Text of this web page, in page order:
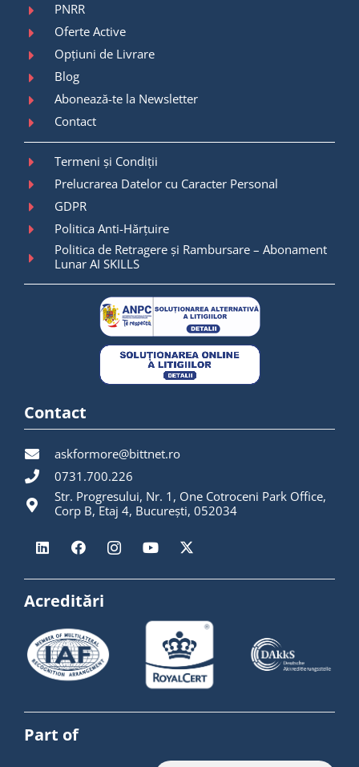
PNRR
Oferte Active
Opțiuni de Livrare
Blog
Abonează-te la Newsletter
Contact
Termeni și Condiții
Prelucrarea Datelor cu Caracter Personal
GDPR
Politica Anti-Hărțuire
Politica de Retragere și Rambursare – Abonament
Lunar AI SKILLS
Contact
askformore@bittnet.ro
0731.700.226
Str. Progresului, Nr. 1, One Cotroceni Park Office,
Corp B, Etaj 4, București, 052034
Acreditări
Part of